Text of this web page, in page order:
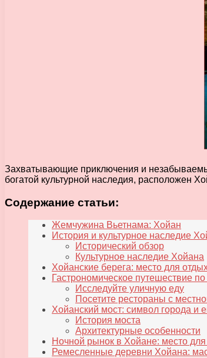
Захватывающие приключения и
богатой культурной наследия, расположен
Содержание статьи:
Жемчужина Вьетнама: Хойан
История и культурное наследие
Исторический обзор
Культурное наследие Хойана
Хойанские берега: место для
Гастрономическое путешествие
Исследуйте уличную еду
Посетите рестораны с
Хойанский мост: символ города и
История моста
Архитектурные особенности
Ночной рынок в Хойане: место
Ремесленные деревни Хойана: